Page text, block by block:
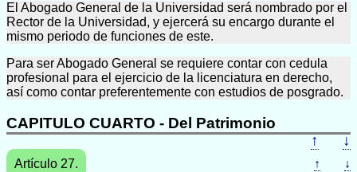
El Abogado General de la Universidad será nombrado por el
Rector de la Universidad, y ejercerá su encargo durante el
mismo periodo de funciones de este.
Para ser Abogado General se requiere contar con cedula
profesional para el ejercicio de la licenciatura en derecho,
así como contar preferentemente con estudios de posgrado.
CAPITULO CUARTO - Del Patrimonio
↑
↓
Artículo 27. ↑ ↓